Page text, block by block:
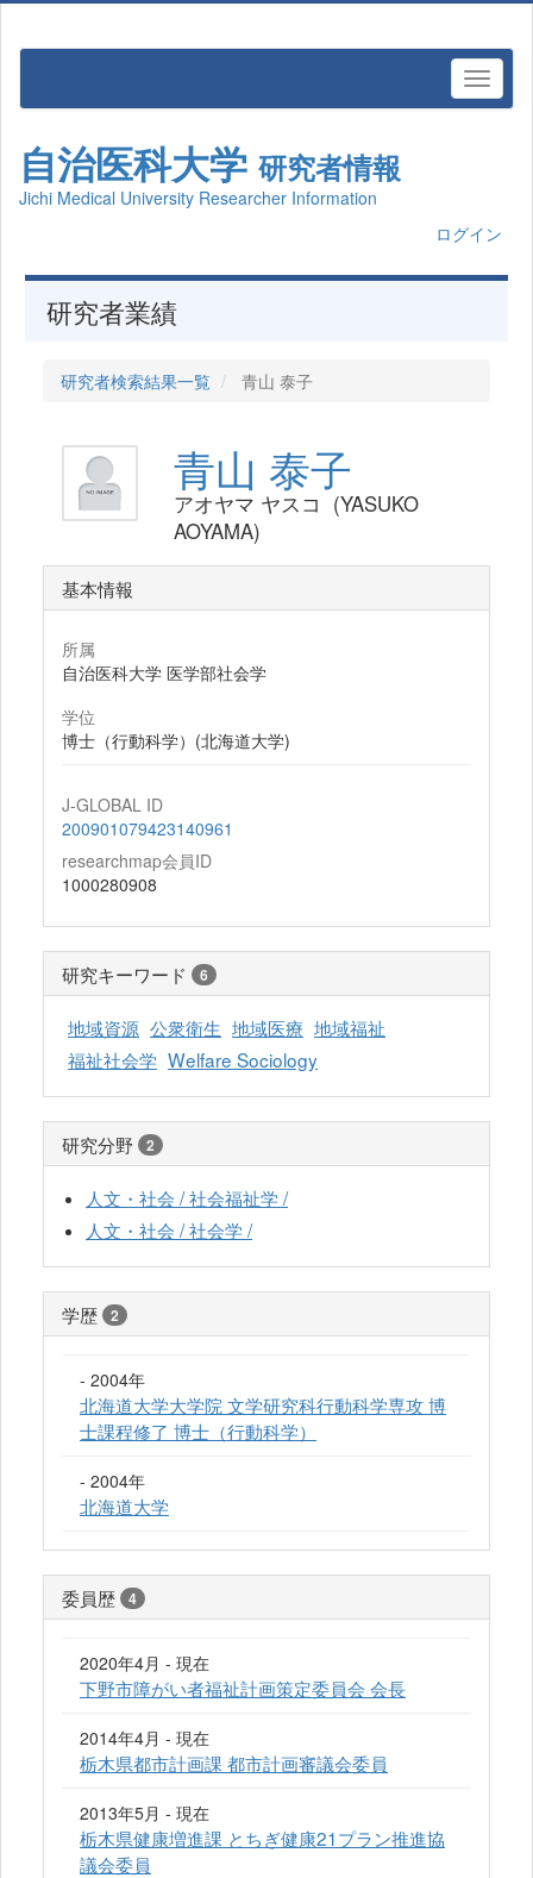
自治医科大学 研究者情報
Jichi Medical University Researcher Information
ログイン
研究者業績
研究者検索結果一覧 青山 泰子
青山 泰子
アオヤマ ヤスコ (YASUKO
AOYAMA)
基本情報
所属
自治医科大学 医学部社会学
学位
博士（行動科学）(北海道大学)
J-GLOBAL ID
200901079423140961
researchmap会員ID
1000280908
研究キーワード 6
地域資源 公衆衛生 地域医療 地域福祉
福祉社会学 Welfare Sociology
研究分野 2
人文・社会 / 社会福祉学 /
人文・社会 / 社会学 /
学歴 2
- 2004年
北海道大学大学院 文学研究科行動科学専攻 博
士課程修了 博士（行動科学）
- 2004年
北海道大学
委員歴 4
2020年4月 - 現在
下野市障がい者福祉計画策定委員会 会長
2014年4月 - 現在
栃木県都市計画課 都市計画審議会委員
2013年5月 - 現在
栃木県健康増進課 とちぎ健康21プラン推進協
議会委員